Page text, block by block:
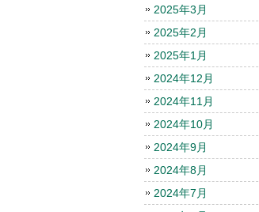
2025年3月
2025年2月
2025年1月
2024年12月
2024年11月
2024年10月
2024年9月
2024年8月
2024年7月